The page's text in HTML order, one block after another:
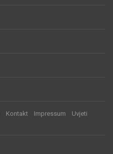
Kontakt Impressum
Uvjeti